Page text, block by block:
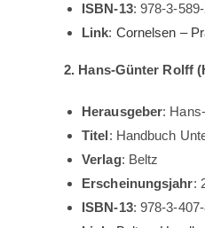
ISBN-13: 978-3-
Link: Cornelsen –
2. Hans-Günter Rolff
Herausgeber:
Titel: Handbuch
Verlag: Beltz
Erscheinungsjahr:
ISBN-13: 978-3-